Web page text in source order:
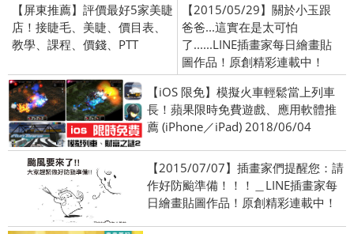
【屏東推薦】評價最好5家美睫
店！接睫毛、美睫、價目表、
教學、課程、價錢、PTT
【2015/05/29】關於小玉跟
爸爸...這實在是太可怕
了......LINE插畫家每日繪畫貼
圖作品！原創精彩連載中！
【iOS 限免】模擬火車輕鬆當上列車
長！蘋果限時免費遊戲、應用軟體推
薦 (iPhone／iPad) 2018/06/04
【2015/07/07】插畫家們提醒您：請
作好防颱準備！！！＿LINE插畫家每
日繪畫貼圖作品！原創精彩連載中！